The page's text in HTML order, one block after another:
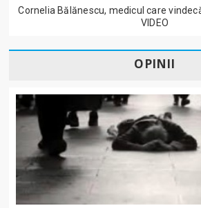
Cornelia Bălănescu, medicul care
VIDEO
OPINII